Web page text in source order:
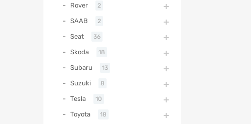
Rover 2
SAAB 2
Seat 36
Skoda 18
Subaru 13
Suzuki 8
Tesla 10
Toyota 18